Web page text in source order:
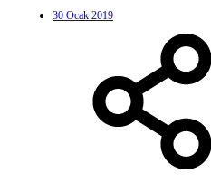
30 Ocak 2019